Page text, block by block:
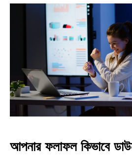
আপনার ফলাফল কিভাবে